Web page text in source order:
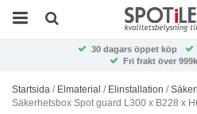
30 dagars öppet köp
Fri frakt över
Startsida / Elmaterial / Elinstallation /
Säkerhetsbox Spot guard L300 x B228 x